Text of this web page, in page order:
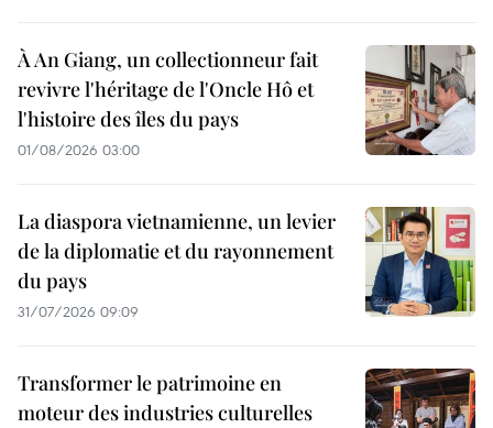
À An Giang, un collectionneur fait
revivre l'héritage de l'Oncle Hô et
l'histoire des îles du pays
01/08/2026 03:00
La diaspora vietnamienne, un levier
de la diplomatie et du rayonnement
du pays
31/07/2026 09:09
Transformer le patrimoine en
moteur des industries culturelles